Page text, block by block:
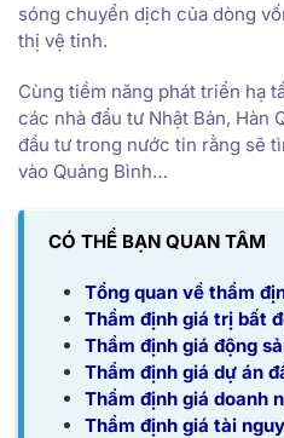
sóng chuyển dịch của dòng
thị vệ tinh.
Cùng tiềm năng phát triển hạ
các nhà đầu tư Nhật Bản,
đầu tư trong nước tin rằng sẽ
vào Quảng Bình…
CÓ THỂ BẠN QUAN TÂM
Tổng quan về thẩm
Thẩm định giá trị bất
Thẩm định giá động
Thẩm định giá dự án
Thẩm định giá doanh
Thẩm định giá tài